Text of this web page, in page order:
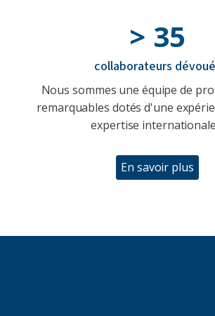
> 35
collaborateurs
Nous sommes une équipe de
remarquables dotés d'une
expertise
En savoir plus